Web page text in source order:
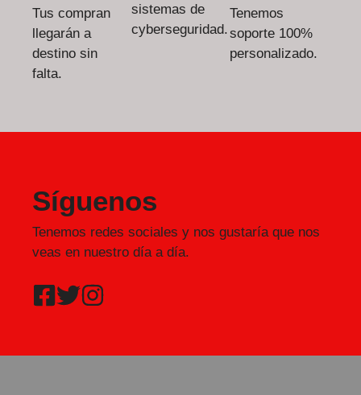
Tus compran
llegarán a
destino sin
falta.
sistemas de
cyberseguridad.
Tenemos
soporte 100%
personalizado.
Síguenos
Tenemos redes sociales y nos gustaría que nos
veas en nuestro día a día.